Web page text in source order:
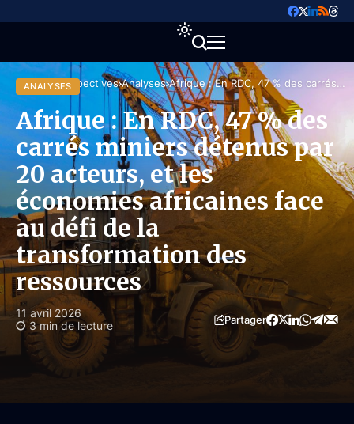
Accueil Perspectives Analyses Afrique : En RDC, 47 % des carrés
miniers détenus par 20 acteurs, et
les économies africaines face au défi
de la transformation des ressources
ANALYSES
Afrique : En RDC, 47 % des
carrés miniers détenus par
20 acteurs, et les
économies africaines face
au défi de la
transformation des
ressources
11 avril 2026
3 min de lecture
Partager